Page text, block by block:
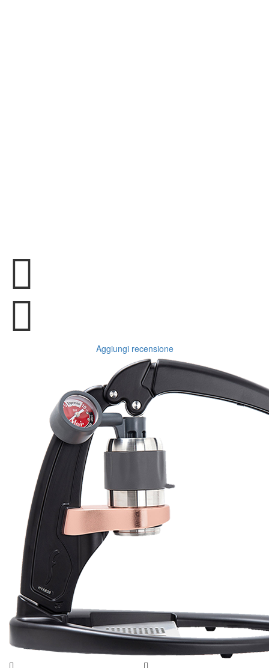
Aggiungi recensione